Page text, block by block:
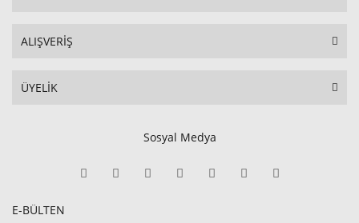
ALIŞVERİŞ
ÜYELİK
Sosyal Medya
E-BÜLTEN